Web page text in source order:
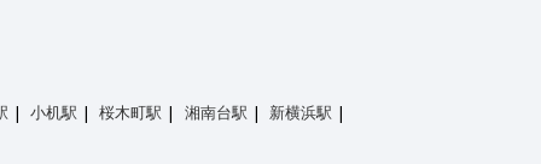
小机駅 桜木町駅 湘南台駅
新横浜駅